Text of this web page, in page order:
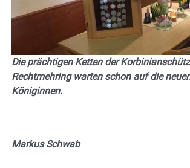
Die prächtigen Ketten der
Rechtmehring warten schon auf die
Königinnen.
Markus Schwab